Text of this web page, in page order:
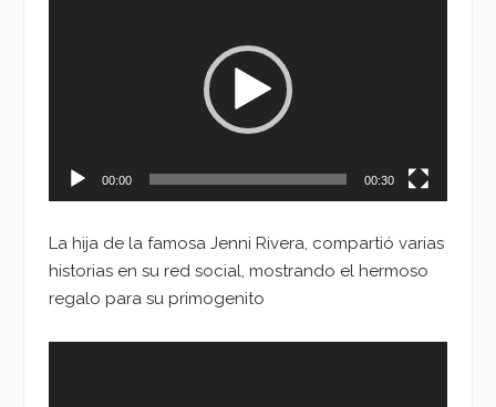
00:00 00:30
La hija de la famosa Jenni Rivera, compartió varias
historias en su red social, mostrando el hermoso
regalo para su primogenito